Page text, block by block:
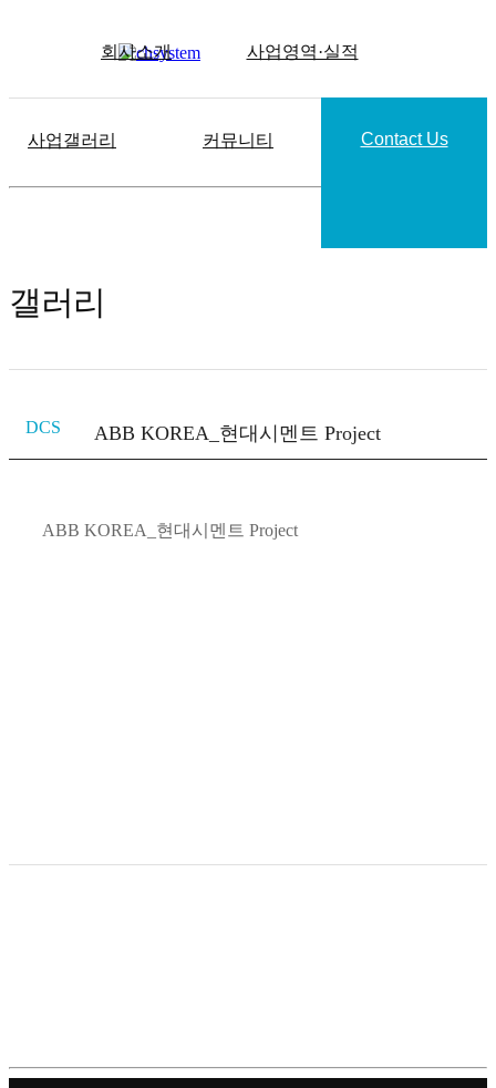
회사소개 사업영역·실적
사업갤러리 커뮤니티 Contact Us
갤러리
DCS ABB KOREA_현대시멘트 Project
ABB KOREA_현대시멘트 Project